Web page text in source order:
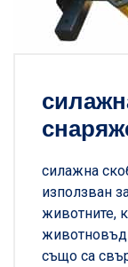
силажна
използван
животните,
също са